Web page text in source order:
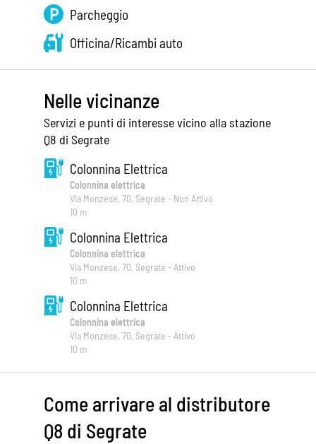
Parcheggio
Officina/Ricambi auto
Nelle vicinanze
Servizi e punti di interesse vicino alla stazione
Q8 di Segrate
Colonnina Elettrica
Colonnina elettrica
Via Monzese, 70, Segrate - Non Attivo
10 m
Colonnina Elettrica
Colonnina elettrica
Via Monzese, 70, Segrate - Attivo
10 m
Colonnina Elettrica
Colonnina elettrica
Via Monzese, 70, Segrate - Attivo
10 m
Come arrivare al distributore
Q8 di Segrate